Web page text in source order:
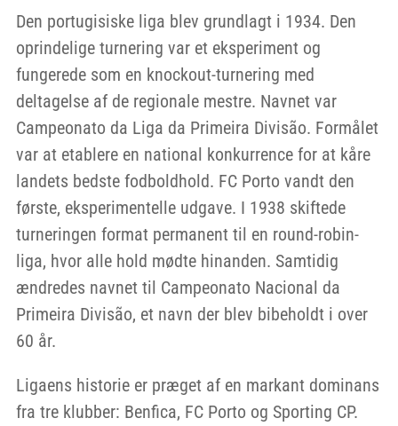
Den portugisiske liga blev grundlagt i 1934. Den
oprindelige turnering var et eksperiment og
fungerede som en knockout-turnering med
deltagelse af de regionale mestre. Navnet var
Campeonato da Liga da Primeira Divisão. Formålet
var at etablere en national konkurrence for at kåre
landets bedste fodboldhold. FC Porto vandt den
første, eksperimentelle udgave. I 1938 skiftede
turneringen format permanent til en round-robin-
liga, hvor alle hold mødte hinanden. Samtidig
ændredes navnet til Campeonato Nacional da
Primeira Divisão, et navn der blev bibeholdt i over
60 år.
Ligaens historie er præget af en markant dominans
fra tre klubber: Benfica, FC Porto og Sporting CP.